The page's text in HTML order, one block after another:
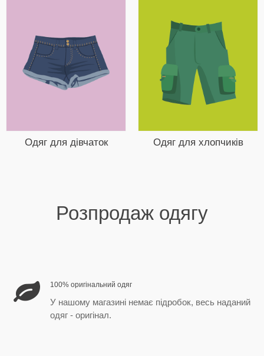
Одяг для дівчаток Одяг для хлопчиків
Розпродаж одягу
100% оригінальний одяг
У нашому магазині немає підробок, весь наданий
одяг - оригінал.